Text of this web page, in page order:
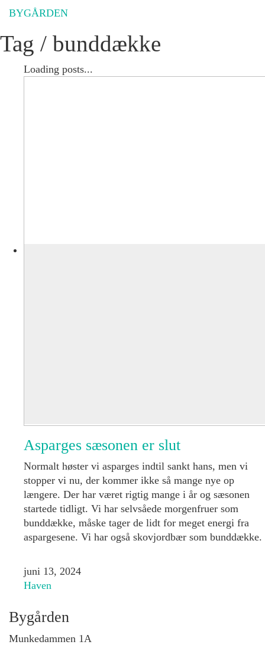
BYGÅRDEN
Tag / bunddække
Loading posts...
Asparges sæsonen er slut
Normalt høster vi asparges indtil sankt hans, men vi
stopper vi nu, der kommer ikke så mange nye op
længere. Der har været rigtig mange i år og sæsonen
startede tidligt. Vi har selvsåede morgenfruer som
bunddække, måske tager de lidt for meget energi fra
aspargesene. Vi har også skovjordbær som bunddække.
juni 13, 2024
Haven
Bygården
Munkedammen 1A